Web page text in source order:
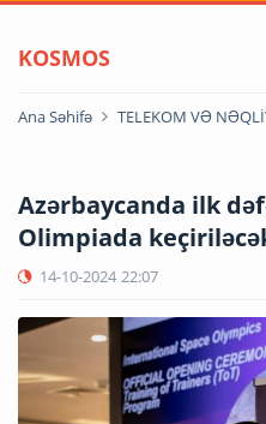
KOSMOS
Ana Səhifə TELEKOM VƏ
Azərbaycanda ilk
Olimpiada
14-10-2024 22:07